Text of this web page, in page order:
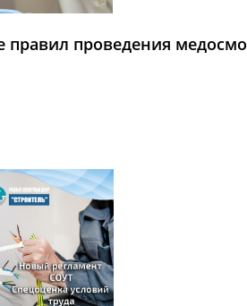
правил проведения